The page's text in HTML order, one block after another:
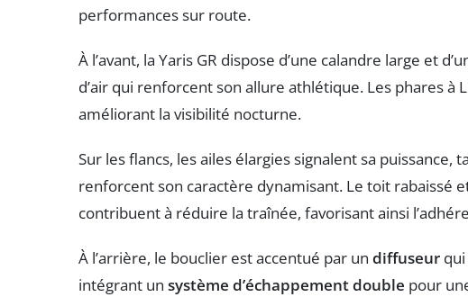
performances sur route.
À l’avant, la Yaris GR dispose d’une calandre large et
d’air qui renforcent son allure athlétique. Les phares
améliorant la visibilité nocturne.
Sur les flancs, les ailes élargies signalent sa puissance,
renforcent son caractère dynamisant. Le toit rabaissé
contribuent à réduire la traînée, favorisant ainsi
À l’arrière, le bouclier est accentué par un diffuseur
intégrant un système d’échappement double pour